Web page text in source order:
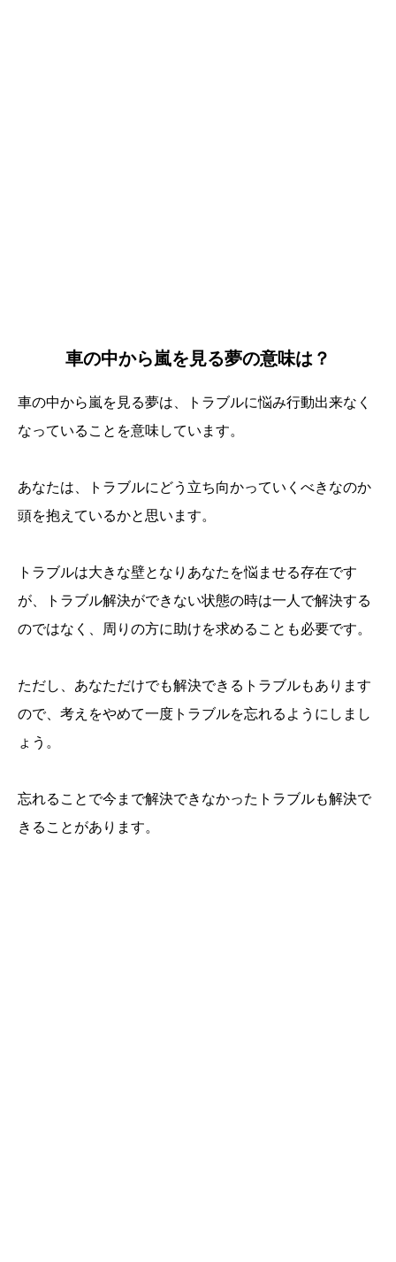
車の中から嵐を見る夢の意味は？
車の中から嵐を見る夢は、トラブルに悩み行動出来なく
なっていることを意味しています。
あなたは、トラブルにどう立ち向かっていくべきなのか
頭を抱えているかと思います。
トラブルは大きな壁となりあなたを悩ませる存在です
が、トラブル解決ができない状態の時は一人で解決する
のではなく、周りの方に助けを求めることも必要です。
ただし、あなただけでも解決できるトラブルもあります
ので、考えをやめて一度トラブルを忘れるようにしまし
ょう。
忘れることで今まで解決できなかったトラブルも解決で
きることがあります。